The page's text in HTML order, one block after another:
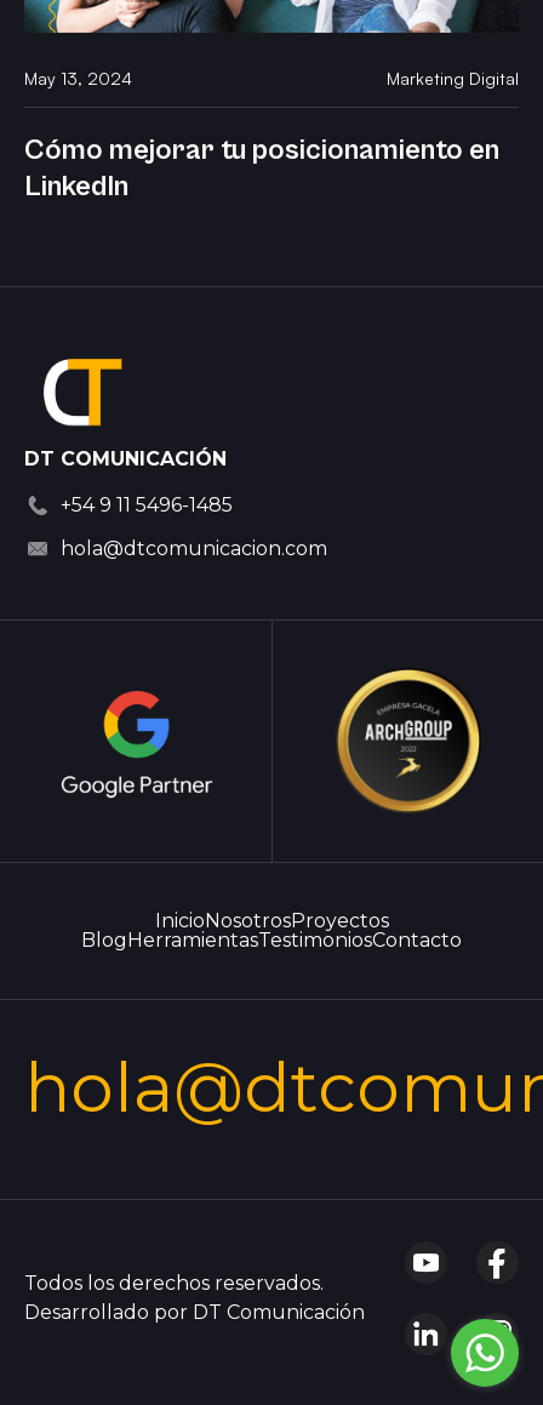
May 13, 2024 Marketing Digital
Cómo mejorar tu posicionamiento en
LinkedIn
DT COMUNICACIÓN
+54 9 11 5496-1485
hola@dtcomunicacion.com
InicioNosotrosProyectos
BlogHerramientasTestimoniosContacto
Todos los derechos reservados.
Desarrollado por DT Comunicación